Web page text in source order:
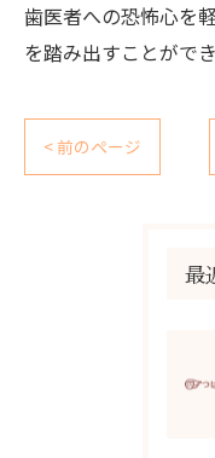
歯医者への恐怖心を
を踏み出すことがで
< 前のページ
最